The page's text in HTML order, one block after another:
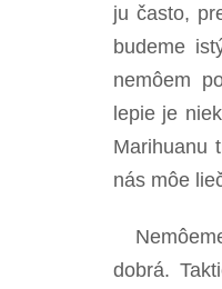
ju často,
budeme
nemôem
lepie je
Marihuanu
nás môe
dobrá.